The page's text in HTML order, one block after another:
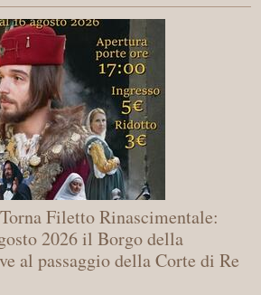
Filetto Rinascimentale:
2026 il Borgo della
al passaggio della Corte di Re